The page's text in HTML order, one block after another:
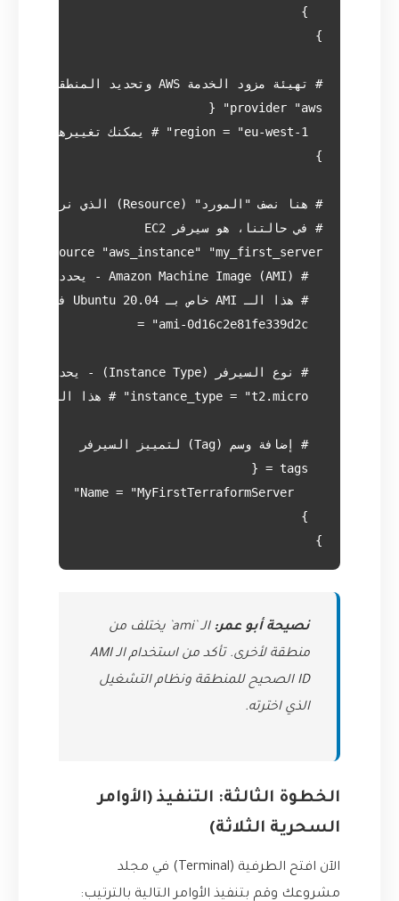
}
نصيحة أبو عمر:
الـ `ami` يختلف من
منطقة لأخرى. تأكد من استخدام الـ AMI
ID الصحيح للمنطقة ونظام التشغيل
الذي اخترته.
الخطوة الثالثة: التنفيذ (الأوامر
السحرية الثلاثة)
الآن افتح الطرفية (Terminal) في مجلد
مشروعك وقم بتنفيذ الأوامر التالية بالترتيب: